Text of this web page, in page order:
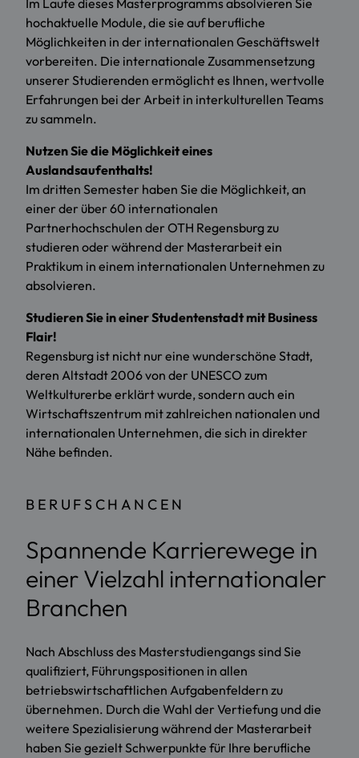
hochaktuelle Module, die sie auf berufliche
Möglichkeiten in der internationalen Geschäftswelt
vorbereiten. Die internationale Zusammensetzung
unserer Studierenden ermöglicht es Ihnen, wertvolle
Erfahrungen bei der Arbeit in interkulturellen Teams
zu sammeln.
Nutzen Sie die Möglichkeit eines
Auslandsaufenthalts!
Im dritten Semester haben Sie die Möglichkeit, an
einer der über 60 internationalen
Partnerhochschulen der OTH Regensburg zu
studieren oder während der Masterarbeit ein
Praktikum in einem internationalen Unternehmen zu
absolvieren.
Studieren Sie in einer Studentenstadt mit Business
Flair!
Regensburg ist nicht nur eine wunderschöne Stadt,
deren Altstadt 2006 von der UNESCO zum
Weltkulturerbe erklärt wurde, sondern auch ein
Wirtschaftszentrum mit zahlreichen nationalen und
internationalen Unternehmen, die sich in direkter
Nähe befinden.
BERUFSCHANCEN
Spannende Karrierewege in
einer Vielzahl internationaler
Branchen
Nach Abschluss des Masterstudiengangs sind Sie
qualifiziert, Führungspositionen in allen
betriebswirtschaftlichen Aufgabenfeldern zu
übernehmen. Durch die Wahl der Vertiefung und die
weitere Spezialisierung während der Masterarbeit
haben Sie gezielt Schwerpunkte für Ihre berufliche